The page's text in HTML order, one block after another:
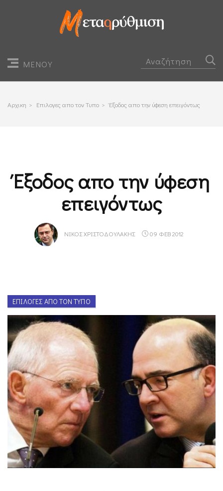
ΜΕΝΟΥ
Αρχικη > Επιλογες απο τον Τυπο > Έξοδος απο την ύφεση επειγόντως
Έξοδος απο την ύφεση
επειγόντως
ΝΊΚΟΣ ΧΡΙΣΤΟΔΟΥΛΆΚΗΣ 09 ΦΕΒ 2012
ΕΠΙΛΟΓΈΣ ΑΠΌ ΤΟΝ ΤΎΠΟ